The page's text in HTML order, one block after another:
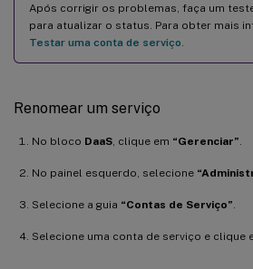
Após corrigir os problemas, faça um
para atualizar o status. Para obter mais
Testar uma conta de serviço
Renomear um serviço
No bloco DaaS , clique em “Gerenciar”
No painel esquerdo, selecione
Selecione a guia “Contas de Serviço”
Selecione uma conta de serviço e clique